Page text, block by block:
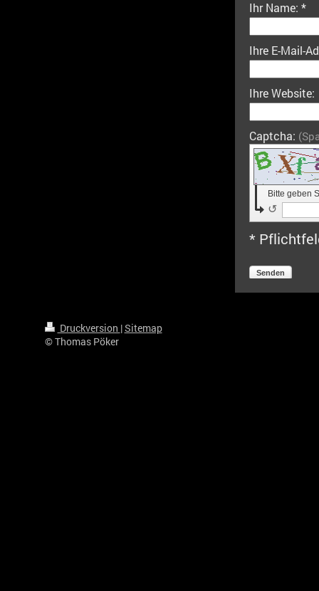
Ihr Name: *
Ihre E-Mail-
Ihre Website:
Captcha:
Bitte geben
↺
*
Senden
Druckversion |Sitemap
© Thomas Pöker